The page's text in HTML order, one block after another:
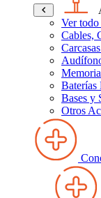
Ver todo
Cables,
Baterías
Bases y
Otros